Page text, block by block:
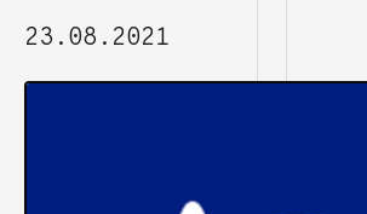
23.08.2021